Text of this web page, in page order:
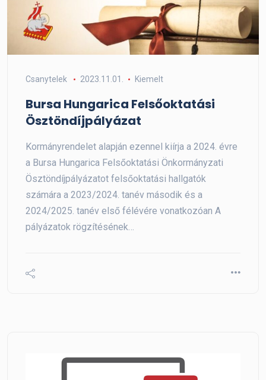
Csanytelek 2023.11.01. Kiemelt
Bursa Hungarica Felsőoktatási
Ösztöndíjpályázat
Kormányrendelet alapján ezennel kiírja a 2024. évre
a Bursa Hungarica Felsőoktatási Önkormányzati
Ösztöndíjpályázatot felsőoktatási hallgatók
számára a 2023/2024. tanév második és a
2024/2025. tanév első félévére vonatkozóan A
pályázatok rögzítésének…